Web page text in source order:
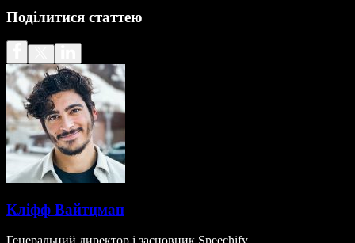
Поділитися статтею
Кліфф Вайтцман
Генеральний директор і засновник Speechify